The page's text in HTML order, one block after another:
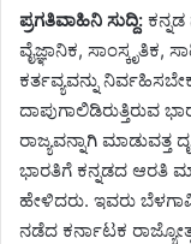
ಪ್ರಗತಿವಾಹಿನಿ ಸುದ್ದಿ:
ವೈಜ್ಞಾನಿಕ,
ಕರ್ತವ್ಯವನ್ನು
ದಾಪುಗಾಲಿಡಿರುತ್ತಿರುವ
ರಾಜ್ಯವನ್ನಾಗಿ
ಭಾರತಿಗೆ ಕನ್ನಡದ ಆರತಿ
ಹೇಳಿದರು. ಇವರು
ನಡೆದ ಕರ್ನಾಟಕ